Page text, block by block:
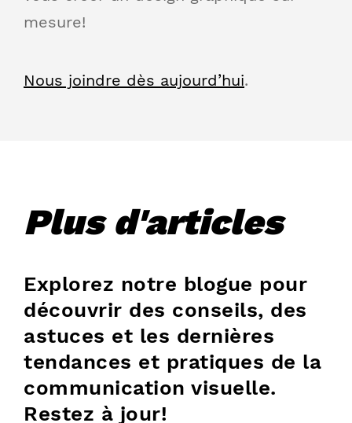
mesure!
Nous joindre dès aujourd’hui.
Plus d'articles
Explorez notre blogue pour
découvrir des conseils, des
astuces et les dernières
tendances et pratiques de la
communication visuelle.
Restez à jour!